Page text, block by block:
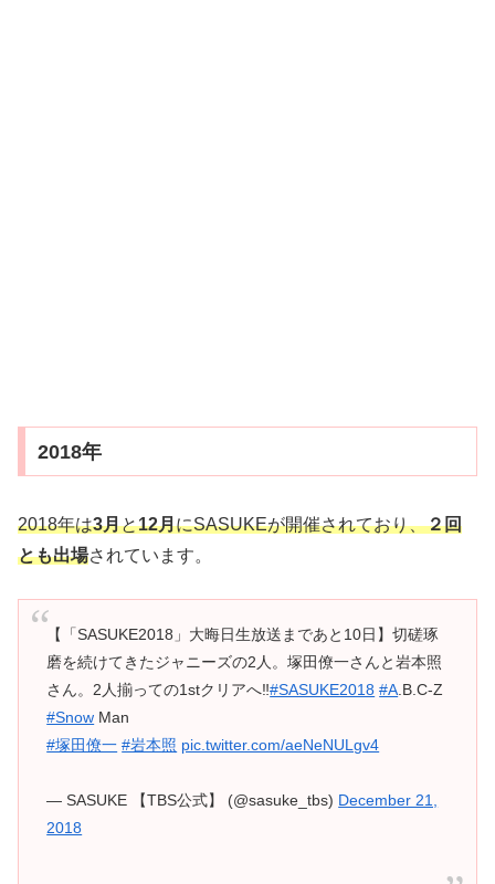
2018年
2018年は3月と12月にSASUKEが開催されており、２回
とも出場されています。
【「SASUKE2018」大晦日生放送まであと10日】切磋琢
磨を続けてきたジャニーズの2人。塚田僚一さんと岩本照
さん。2人揃っての1stクリアへ‼️#SASUKE2018 #A.B.C-Z
#Snow Man
#塚田僚一 #岩本照 pic.twitter.com/aeNeNULgv4
— SASUKE 【TBS公式】 (@sasuke_tbs) December 21,
2018